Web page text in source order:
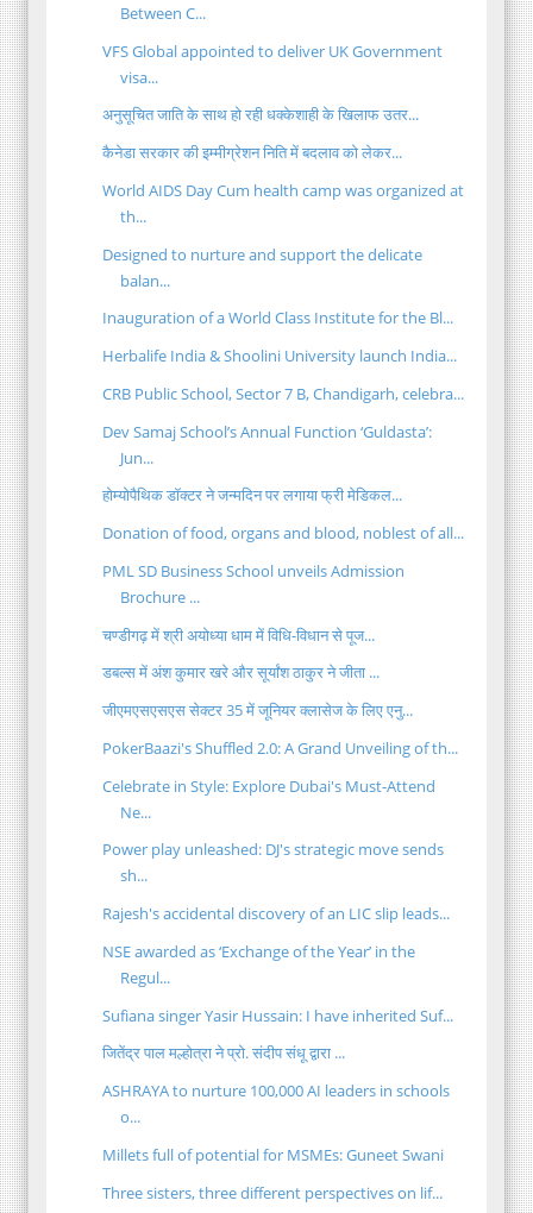
Between C...
VFS Global appointed to deliver UK Government
visa...
अनुसूचित जाति के साथ हो रही धक्केशाही के खिलाफ उतर...
कैनेडा सरकार की इम्मीग्रेशन निति में बदलाव को लेकर...
World AIDS Day Cum health camp was organized at
th...
Designed to nurture and support the delicate
balan...
Inauguration of a World Class Institute for the Bl...
Herbalife India & Shoolini University launch India...
CRB Public School, Sector 7 B, Chandigarh, celebra...
Dev Samaj School’s Annual Function ‘Guldasta’:
Jun...
होम्योपैथिक डॉक्टर ने जन्मदिन पर लगाया फ्री मेडिकल...
Donation of food, organs and blood, noblest of all...
PML SD Business School unveils Admission
Brochure ...
चण्डीगढ़ में श्री अयोध्या धाम में विधि-विधान से पूज...
डबल्स में अंश कुमार खरे और सूर्यांश ठाकुर ने जीता ...
जीएमएसएसएस सेक्टर 35 में जूनियर क्लासेज के लिए एनु...
PokerBaazi's Shuffled 2.0: A Grand Unveiling of th...
Celebrate in Style: Explore Dubai's Must-Attend
Ne...
Power play unleashed: DJ's strategic move sends
sh...
Rajesh's accidental discovery of an LIC slip leads...
NSE awarded as ‘Exchange of the Year’ in the
Regul...
Sufiana singer Yasir Hussain: I have inherited Suf...
जितेंद्र पाल मल्होत्रा ने प्रो. संदीप संधू द्वारा ...
ASHRAYA to nurture 100,000 AI leaders in schools
o...
Millets full of potential for MSMEs: Guneet Swani
Three sisters, three different perspectives on lif...